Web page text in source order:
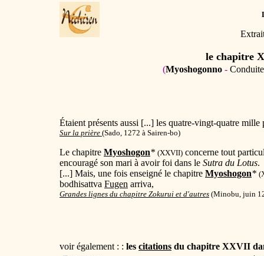
le chapitre
(Myoshogonno -
Étaient présents aussi [...] les quatre-vingt-quatre
Sur la prière (Sado, 1272 à Sairen-bo)
Le chapitre Myoshogon* (XXVII) concerne tout
encouragé son mari à avoir foi dans le Sutra du Lotus.
[...] Mais, une fois enseigné le chapitre Myoshogon*
bodhisattva Fugen arriva,
Grandes lignes du chapitre Zokurui et d'autres (Minobu, juin
voir également : : les citations du chapitre XXVII